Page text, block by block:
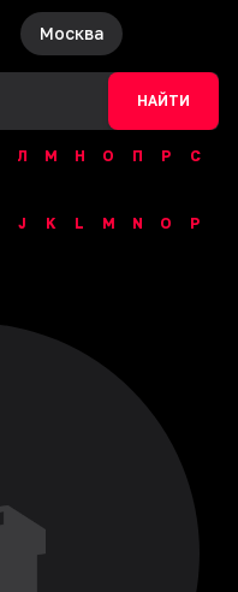
Москва
НАЙТИ
Л М Н О П Р
С
J K L M N O
P